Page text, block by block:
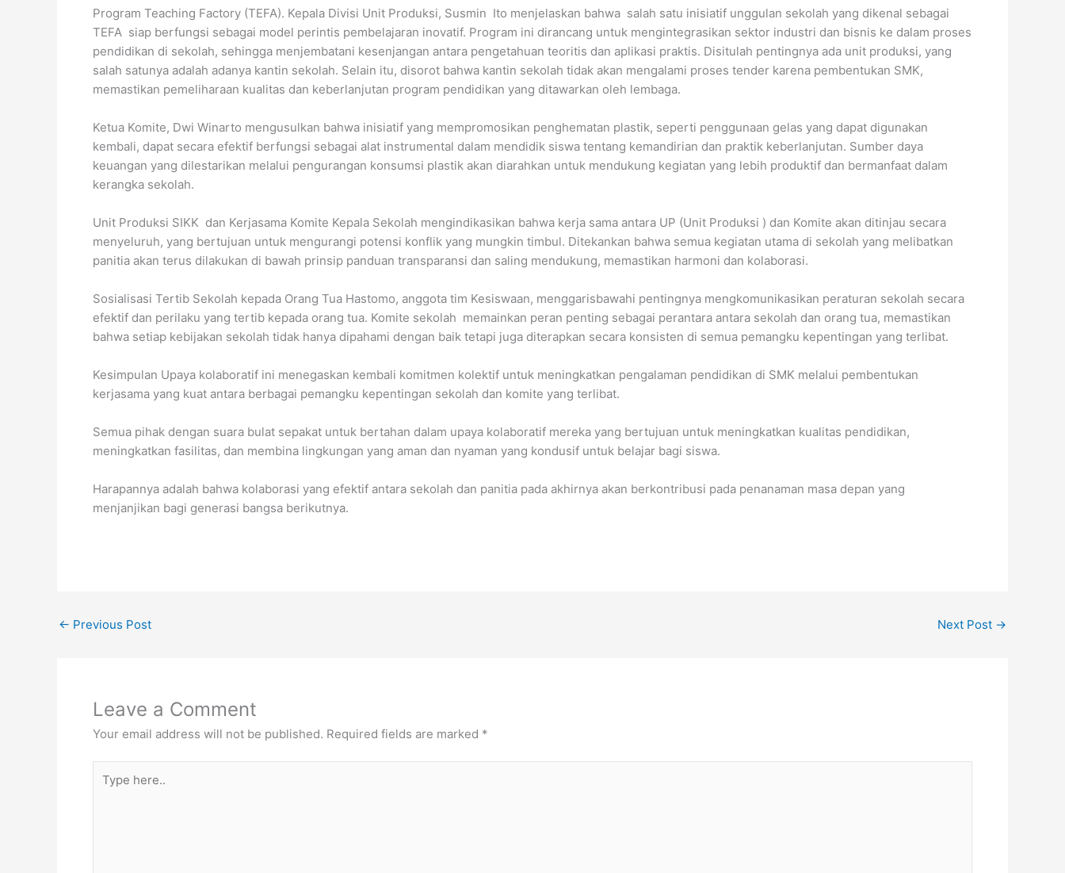
Program Teaching Factory (TEFA). Kepala Divisi Unit Produksi, Susmin Ito menjelaskan bahwa salah satu inisiatif unggulan sekolah yang dikenal sebagai
TEFA siap berfungsi sebagai model perintis pembelajaran inovatif. Program ini dirancang untuk mengintegrasikan sektor industri dan bisnis ke dalam proses
pendidikan di sekolah, sehingga menjembatani kesenjangan antara pengetahuan teoritis dan aplikasi praktis. Disitulah pentingnya ada unit produksi, yang
salah satunya adalah adanya kantin sekolah. Selain itu, disorot bahwa kantin sekolah tidak akan mengalami proses tender karena pembentukan SMK,
memastikan pemeliharaan kualitas dan keberlanjutan program pendidikan yang ditawarkan oleh lembaga.
Ketua Komite, Dwi Winarto mengusulkan bahwa inisiatif yang mempromosikan penghematan plastik, seperti penggunaan gelas yang dapat digunakan
kembali, dapat secara efektif berfungsi sebagai alat instrumental dalam mendidik siswa tentang kemandirian dan praktik keberlanjutan. Sumber daya
keuangan yang dilestarikan melalui pengurangan konsumsi plastik akan diarahkan untuk mendukung kegiatan yang lebih produktif dan bermanfaat dalam
kerangka sekolah.
Unit Produksi SIKK dan Kerjasama Komite Kepala Sekolah mengindikasikan bahwa kerja sama antara UP (Unit Produksi ) dan Komite akan ditinjau secara
menyeluruh, yang bertujuan untuk mengurangi potensi konflik yang mungkin timbul. Ditekankan bahwa semua kegiatan utama di sekolah yang melibatkan
panitia akan terus dilakukan di bawah prinsip panduan transparansi dan saling mendukung, memastikan harmoni dan kolaborasi.
Sosialisasi Tertib Sekolah kepada Orang Tua Hastomo, anggota tim Kesiswaan, menggarisbawahi pentingnya mengkomunikasikan peraturan sekolah secara
efektif dan perilaku yang tertib kepada orang tua. Komite sekolah memainkan peran penting sebagai perantara antara sekolah dan orang tua, memastikan
bahwa setiap kebijakan sekolah tidak hanya dipahami dengan baik tetapi juga diterapkan secara konsisten di semua pemangku kepentingan yang terlibat.
Kesimpulan Upaya kolaboratif ini menegaskan kembali komitmen kolektif untuk meningkatkan pengalaman pendidikan di SMK melalui pembentukan
kerjasama yang kuat antara berbagai pemangku kepentingan sekolah dan komite yang terlibat.
Semua pihak dengan suara bulat sepakat untuk bertahan dalam upaya kolaboratif mereka yang bertujuan untuk meningkatkan kualitas pendidikan,
meningkatkan fasilitas, dan membina lingkungan yang aman dan nyaman yang kondusif untuk belajar bagi siswa.
Harapannya adalah bahwa kolaborasi yang efektif antara sekolah dan panitia pada akhirnya akan berkontribusi pada penanaman masa depan yang
menjanjikan bagi generasi bangsa berikutnya.
← Previous Post Next Post →
Leave a Comment
Your email address will not be published. Required fields are marked *
here..